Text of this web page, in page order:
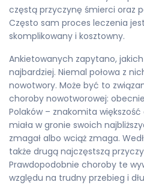
częstą przyczynę śmierci oraz
Często sam proces leczenia
skomplikowany i kosztowny.
Ankietowanych zapytano,
najbardziej. Niemal połowa z
nowotwory. Może być to
choroby nowotworowej:
Polaków – znakomita
miała w gronie swoich
zmagał albo wciąż zmaga.
także drugą najczęstszą
Prawdopodobnie choroby te
względu na trudny przebieg i